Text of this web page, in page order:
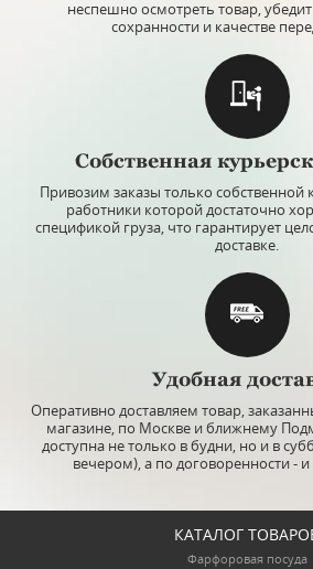
неспешно осмотреть товар,
сохранности и качестве
Собственная
Привозим заказы только собственной
работники которой достаточно
спецификой груза, что гарантирует
доставке.
Удобная
Оперативно доставляем товар,
магазине, по Москве и ближнему
доступна не только в будни, но и в
вечером), а по договоренности -
КАТАЛОГ
Фарфоровая посуда